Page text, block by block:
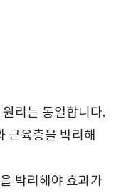
리는 동일합니다.
근육층을 박리해
박리해야 효과가